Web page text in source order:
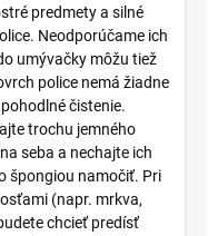
predmety a silné
Neodporúčame ich
umývačky môžu tiež
police nemá žiadne
čistenie.
trochu jemného
seba a nechajte ich
špongiou namočiť. Pri
(napr. mrkva,
chcieť predísť